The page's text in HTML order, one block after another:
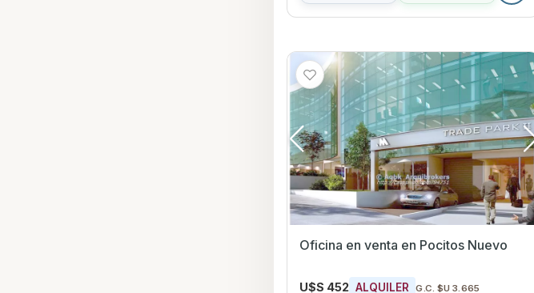
Oficina en venta en Pocitos Nuevo
U$S 452 ALQUILER G.C. $U 3.665